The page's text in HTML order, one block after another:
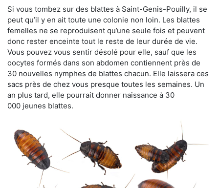
Si vous tombez sur des blattes à Saint-Genis-Pouilly, il se
peut qu’il y en ait toute une colonie non loin. Les blattes
femelles ne se reproduisent qu’une seule fois et peuvent
donc rester enceinte tout le reste de leur durée de vie.
Vous pouvez vous sentir désolé pour elle, sauf que les
oocytes formés dans son abdomen contiennent près de
30 nouvelles nymphes de blattes chacun. Elle laissera ces
sacs près de chez vous presque toutes les semaines. Un
an plus tard, elle pourrait donner naissance à 30
000 jeunes blattes.